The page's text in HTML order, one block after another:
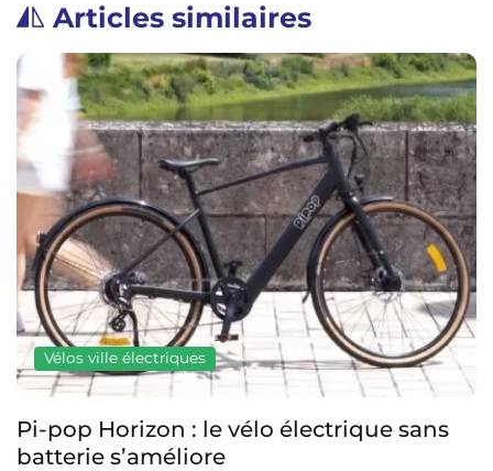
Articles similaires
Vélos ville électriques
Pi-pop Horizon : le vélo électrique sans
batterie s’améliore